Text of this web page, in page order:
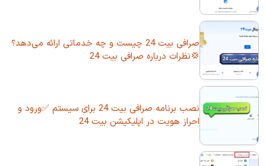
صرافی بیت 24 چیست و چه خدماتی ارائه می‌دهد؟
💢نظرات درباره صرافی بیت 24
نصب برنامه صرافی بیت 24 برای سیستم ✅ورود و
احراز هویت در اپلیکیشن بیت 24